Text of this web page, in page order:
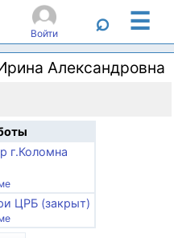
Войти ⌕ ☰
Александровна
г.Коломна
ЦРБ (закрыт)